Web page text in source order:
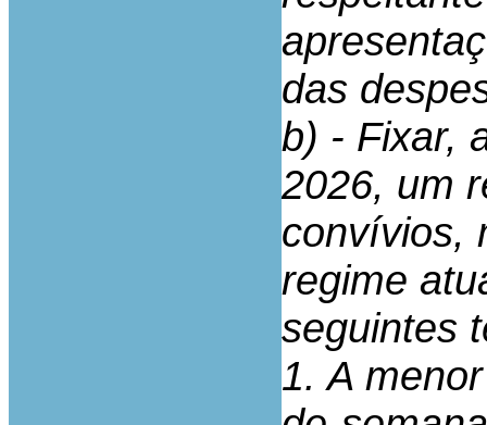
das
b) - Fixar,
2026, um
convívios,
regime
seguintes
1. A